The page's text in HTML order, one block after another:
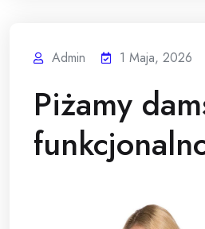
Admin 1 Maja, 2026
Piżamy